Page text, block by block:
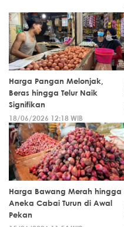
Harga Pangan Melonjak,
Beras hingga Telur Naik
Signifikan
18/06/2026 12:18 WIB
Harga Bawang Merah hingga
Aneka Cabai Turun di Awal
Pekan